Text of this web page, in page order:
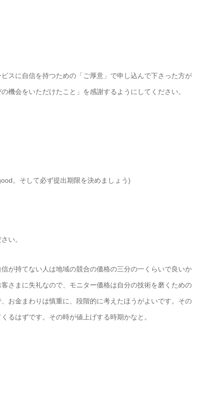
スに自信を持つための「ご厚意」で申し込んで下さった方が
機会をいただけたこと」を感謝するようにしてください。
。そして必ず提出期限を決めましょう)
い。
が持てない人は地域の競合の価格の三分の一くらいで良いか
さまに失礼なので、モニター価格は自分の技術を磨くための
お金まわりは慎重に、段階的に考えたほうがよいです。その
るはずです。その時が値上げする時期かなと。